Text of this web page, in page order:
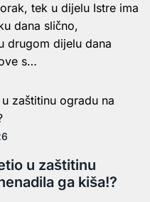
tek u dijelu Istre ima
dana slično,
drugom dijelu dana
s…
u zaštitinu
ga kiša!?